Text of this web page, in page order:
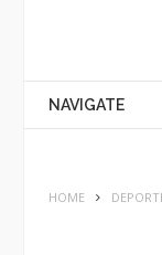
NAVIGATE
HOME